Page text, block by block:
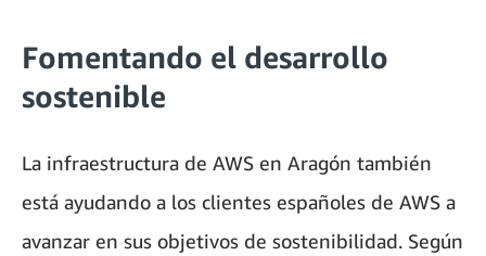
Fomentando el desarrollo
sostenible
La infraestructura de AWS en Aragón también
está ayudando a los clientes españoles de AWS a
avanzar en sus objetivos de sostenibilidad. Según